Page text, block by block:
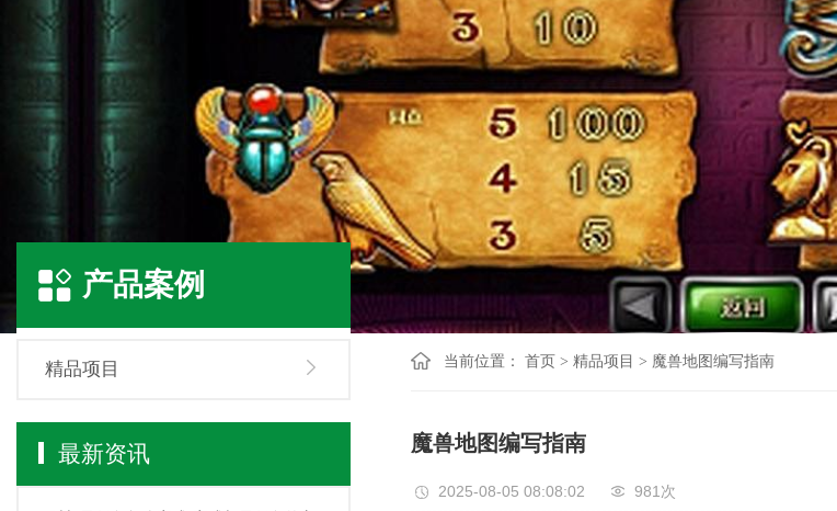
产品案例
精品项目
最新资讯
当前位置： 首页> 精品项目 > 魔兽地图编写指南
魔兽地图编写指南
2025-08-05 08:08:02 981次